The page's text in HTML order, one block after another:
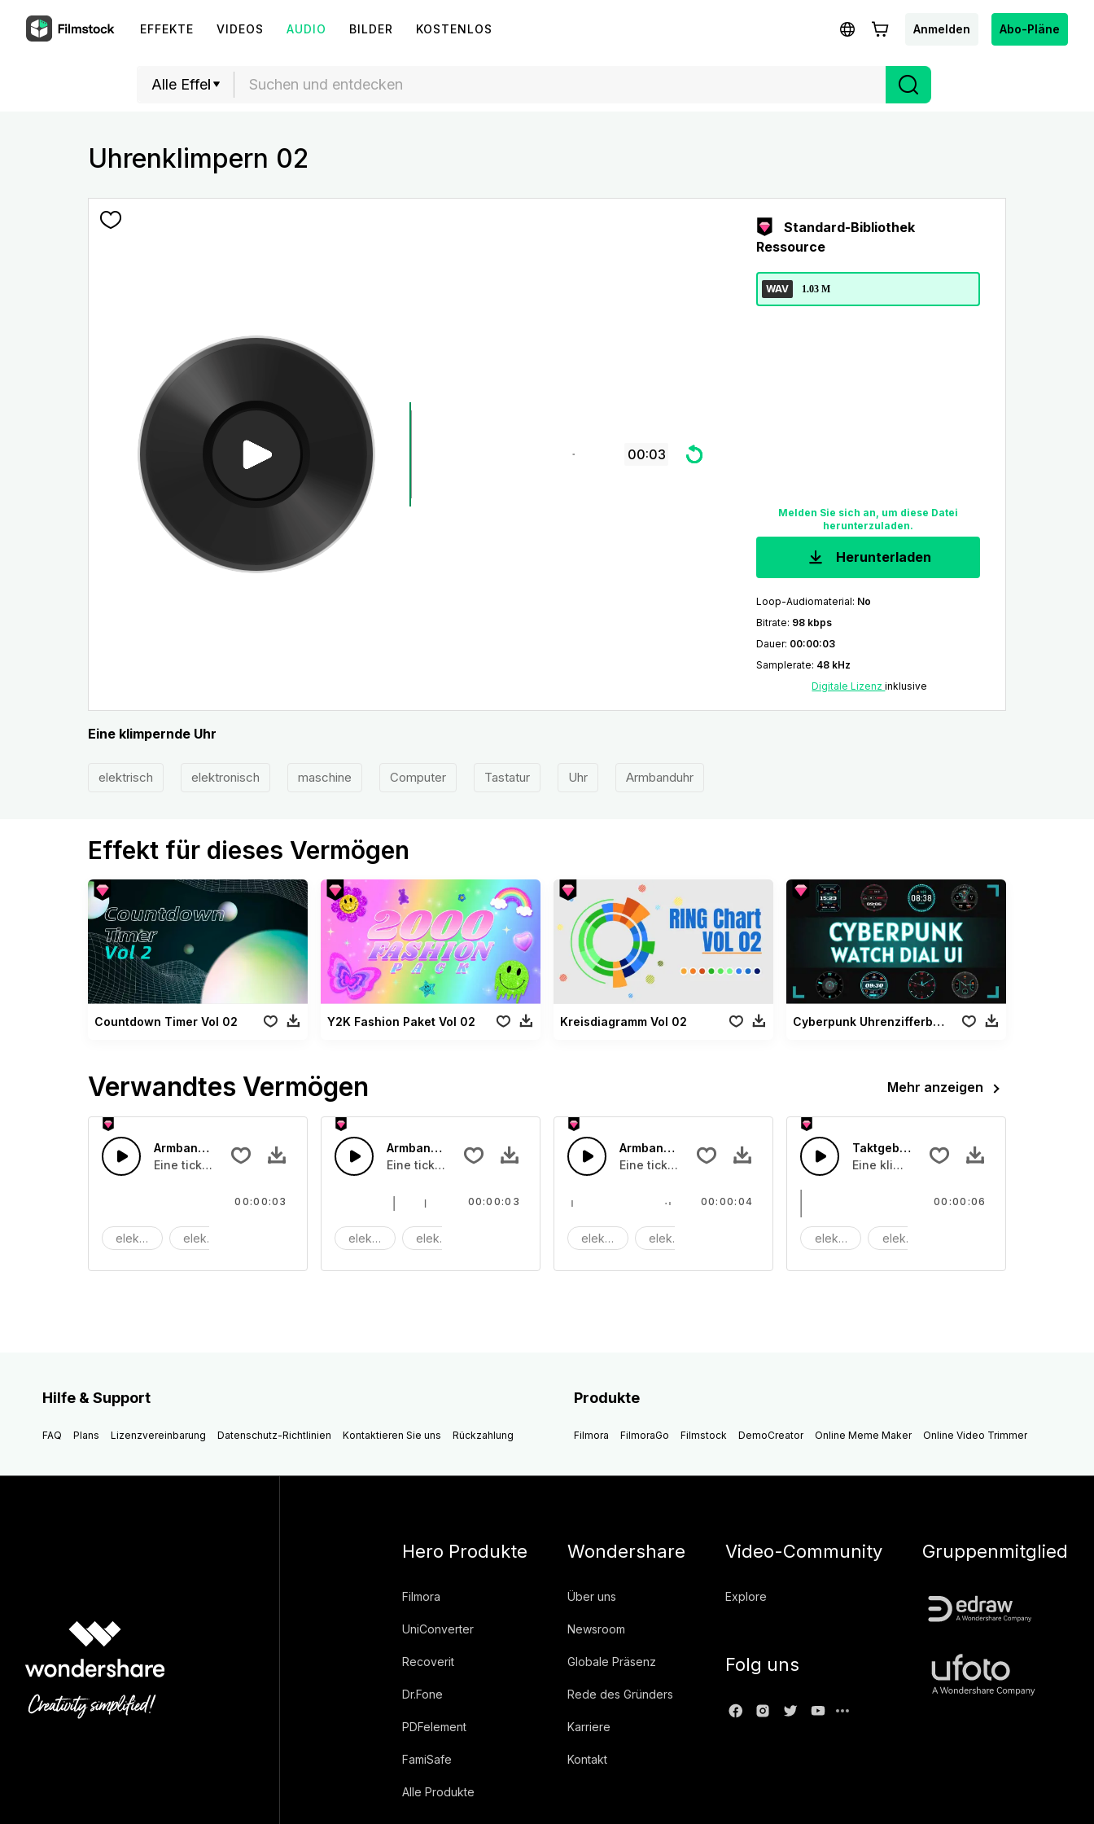
EFFEKTE VIDEOS AUDIO BILDER KOSTENLOS Anmelden Abo-Pläne
Uhrenklimpern 02
00:03
Standard-Bibliothek
Ressource
WAV 1.03 M
Melden Sie sich an, um diese Datei
herunterzuladen.
Herunterladen
Loop-Audiomaterial: No
Bitrate: 98 kbps
Dauer: 00:00:03
Samplerate: 48 kHz
Digitale Lizenzinklusive
Eine klimpernde Uhr
elektrisch elektronisch maschine Computer Tastatur Uhr Armbanduhr
Effekt für dieses Vermögen
Countdown Timer Vol 02 Y2K Fashion Paket Vol 02 Kreisdiagramm Vol 02 Cyberpunk Uhrenzifferblatt UI
Verwandtes Vermögen Mehr anzeigen
Armbanduhr 03
Eine tickende Armbanduhr
elektrisch elektronisch
00:00:03
Armbanduhr 02
Eine tickende Armbanduhr
elektrisch elektronisch
00:00:03
Armbanduhr
Eine tickende Armbanduhr
elektrisch elektronisch
00:00:04
Taktgeberklimpern 03
Eine klimpernde Uhr
elektrisch elektronisch
00:00:06
Hilfe & Support
FAQ Plans Lizenzvereinbarung Datenschutz-Richtlinien Kontaktieren Sie uns Rückzahlung
Produkte
Filmora FilmoraGo Filmstock DemoCreator Online Meme Maker Online Video Trimmer
Hero Produkte
Filmora
UniConverter
Recoverit
Dr.Fone
PDFelement
FamiSafe
Alle Produkte
Wondershare
Über uns
Newsroom
Globale Präsenz
Rede des Gründers
Karriere
Kontakt
Video-Community
Explore
Folg uns
Gruppenmitglied